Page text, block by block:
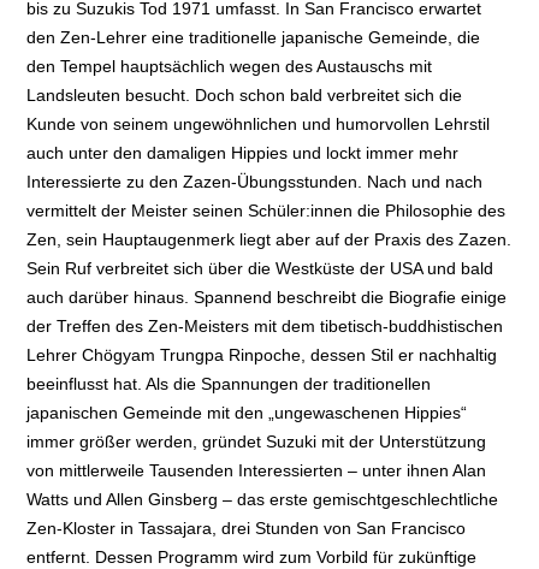
bis zu Suzukis Tod 1971 umfasst. In San Francisco erwartet
den Zen-Lehrer eine traditionelle japanische Gemeinde, die
den Tempel hauptsächlich wegen des Austauschs mit
Landsleuten besucht. Doch schon bald verbreitet sich die
Kunde von seinem ungewöhnlichen und humorvollen Lehrstil
auch unter den damaligen Hippies und lockt immer mehr
Interessierte zu den Zazen-Übungsstunden. Nach und nach
vermittelt der Meister seinen Schüler:innen die Philosophie des
Zen, sein Hauptaugenmerk liegt aber auf der Praxis des Zazen.
Sein Ruf verbreitet sich über die Westküste der USA und bald
auch darüber hinaus. Spannend beschreibt die Biografie einige
der Treffen des Zen-Meisters mit dem tibetisch-buddhistischen
Lehrer Chögyam Trungpa Rinpoche, dessen Stil er nachhaltig
beeinflusst hat. Als die Spannungen der traditionellen
japanischen Gemeinde mit den „ungewaschenen Hippies“
immer größer werden, gründet Suzuki mit der Unterstützung
von mittlerweile Tausenden Interessierten – unter ihnen Alan
Watts und Allen Ginsberg – das erste gemischtgeschlechtliche
Zen-Kloster in Tassajara, drei Stunden von San Francisco
entfernt. Dessen Programm wird zum Vorbild für zukünftige